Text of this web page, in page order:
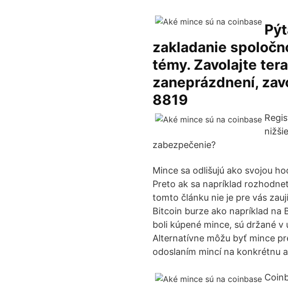
zakladanie
témy. Zavolajte
zaneprázdnení,
8819
zabezpečenie?
Mince sa odlišujú ako svojou
Preto ak sa napríklad
tomto článku nie je pre vás
Bitcoin burze ako napríklad na
boli kúpené mince, sú držané
Alternatívne môžu byť mince
odoslaním mincí na konkrétnu